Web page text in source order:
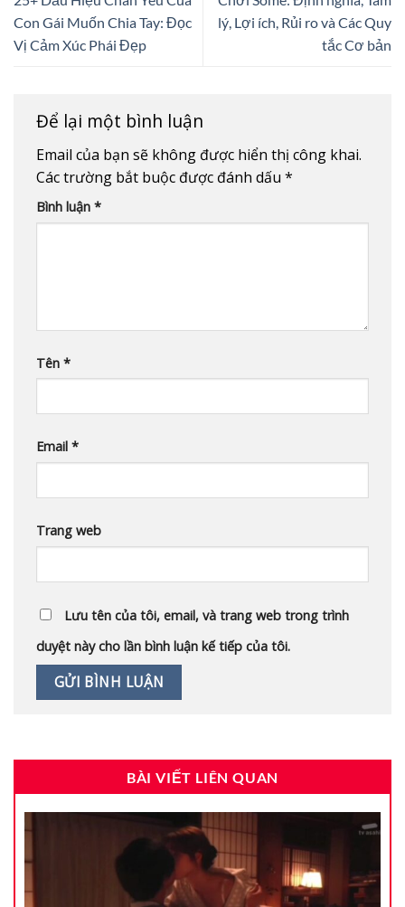
Con Gái Muốn Chia Tay: Đọc
Vị Cảm Xúc Phái Đẹp
lý, Lợi ích, Rủi ro và Các Quy
tắc Cơ bản
Để lại một bình luận
Email của bạn sẽ không được hiển thị công khai.
Các trường bắt buộc được đánh dấu *
Bình luận *
Tên *
Email *
Trang web
Lưu tên của tôi, email, và trang web trong trình
duyệt này cho lần bình luận kế tiếp của tôi.
BÀI VIẾT LIÊN QUAN